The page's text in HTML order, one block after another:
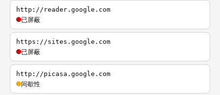
http://reader.google.com
已屏蔽
https://sites.google.com
已屏蔽
http://picasa.google.com
间歇性